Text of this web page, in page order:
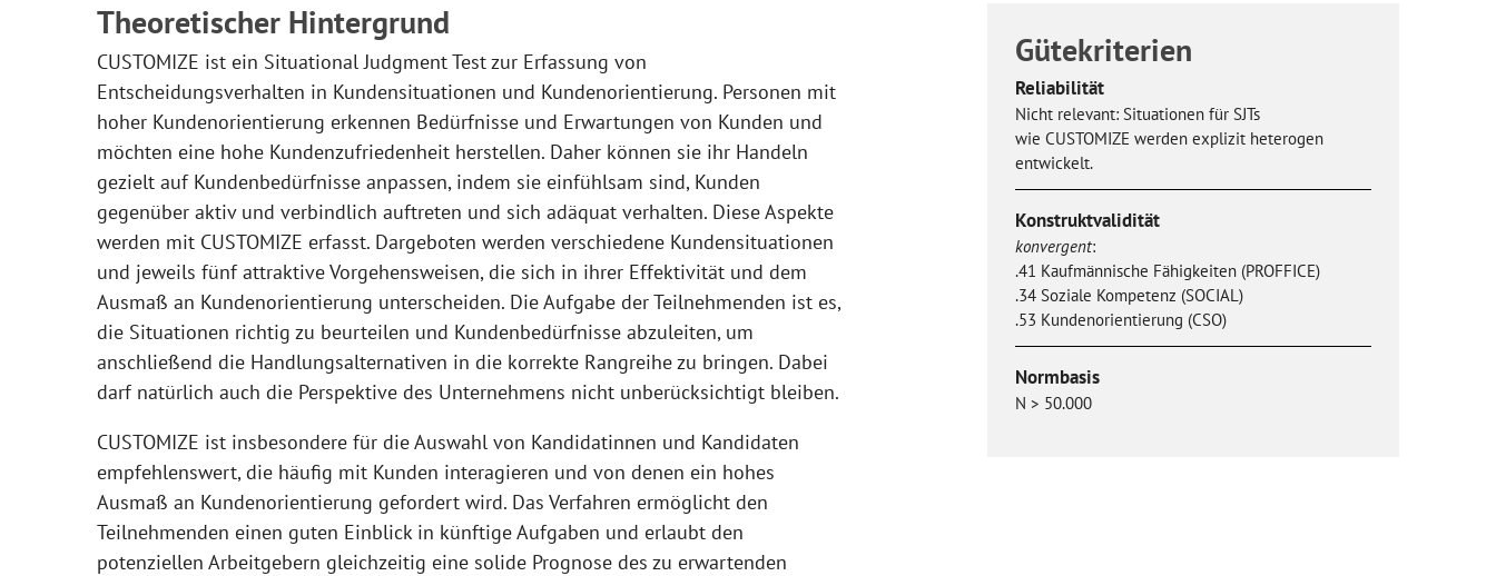
Theoretischer Hintergrund
CUSTOMIZE ist ein Situational Judgment Test zur Erfassung von
Entscheidungsverhalten in Kundensituationen und Kundenorientierung. Personen mit
hoher Kundenorientierung erkennen Bedürfnisse und Erwartungen von Kunden und
möchten eine hohe Kundenzufriedenheit herstellen. Daher können sie ihr Handeln
gezielt auf Kundenbedürfnisse anpassen, indem sie einfühlsam sind, Kunden
gegenüber aktiv und verbindlich auftreten und sich adäquat verhalten. Diese Aspekte
werden mit CUSTOMIZE erfasst. Dargeboten werden verschiedene Kundensituationen
und jeweils fünf attraktive Vorgehensweisen, die sich in ihrer Effektivität und dem
Ausmaß an Kundenorientierung unterscheiden. Die Aufgabe der Teilnehmenden ist es,
die Situationen richtig zu beurteilen und Kundenbedürfnisse abzuleiten, um
anschließend die Handlungsalternativen in die korrekte Rangreihe zu bringen. Dabei
darf natürlich auch die Perspektive des Unternehmens nicht unberücksichtigt bleiben.
CUSTOMIZE ist insbesondere für die Auswahl von Kandidatinnen und Kandidaten
empfehlenswert, die häufig mit Kunden interagieren und von denen ein hohes
Ausmaß an Kundenorientierung gefordert wird. Das Verfahren ermöglicht den
Teilnehmenden einen guten Einblick in künftige Aufgaben und erlaubt den
potenziellen Arbeitgebern gleichzeitig eine solide Prognose des zu erwartenden
Gütekriterien
Reliabilität
Nicht relevant: Situationen für SJTs
wie CUSTOMIZE werden explizit heterogen
entwickelt.
Konstruktvalidität
konvergent:
.41 Kaufmännische Fähigkeiten (PROFFICE)
.34 Soziale Kompetenz (SOCIAL)
.53 Kundenorientierung (CSO)
Normbasis
N > 50.000